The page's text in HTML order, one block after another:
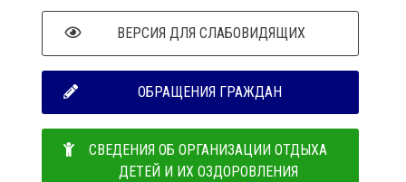
ВЕРСИЯ ДЛЯ СЛАБОВИДЯЩИХ
ОБРАЩЕНИЯ ГРАЖДАН
СВЕДЕНИЯ ОБ ОРГАНИЗАЦИИ ОТДЫХА
ДЕТЕЙ И ИХ ОЗДОРОВЛЕНИЯ